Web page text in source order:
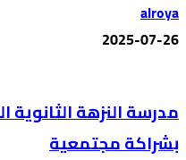
alroya
2025-07-26
مدرسة النزهة
بشراكة مجتمعية